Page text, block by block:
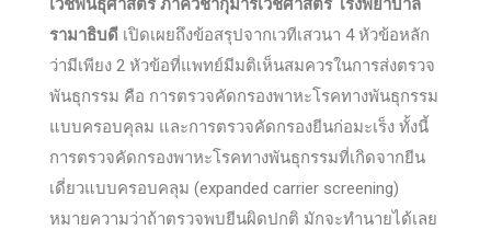
รามาธิบดี เปิดเผยถึงข้อสรุปจากเวทีเสวนา 4 หัวข้อหลัก
ว่ามีเพียง 2 หัวข้อที่แพทย์มีมติเห็นสมควรในการส่งตรวจ
พันธุกรรม คือ การตรวจคัดกรองพาหะโรคทางพันธุกรรม
แบบครอบคุลม และการตรวจคัดกรองยีนก่อมะเร็ง ทั้งนี้
การตรวจคัดกรองพาหะโรคทางพันธุกรรมที่เกิดจากยีน
เดี่ยวแบบครอบคลุม (expanded carrier screening)
หมายความว่าถ้าตรวจพบยีนผิดปกติ มักจะทำนายได้เลย